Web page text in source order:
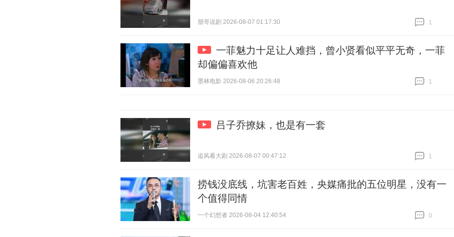
朋哥说剧 2026-08-07 01:17:30
1
一菲魅力十足让人难挡，曾小贤看似平平无奇，一菲
却偏偏喜欢他
墨林电影 2026-08-06 20:26:48
1
吕子乔撩妹，也是有一套
追风看大剧 2026-08-07 00:47:12
1
捞钱没底线，坑害老百姓，央媒痛批的五位明星，没有一
个值得同情
一个幻想者 2026-08-04 12:40:54
0